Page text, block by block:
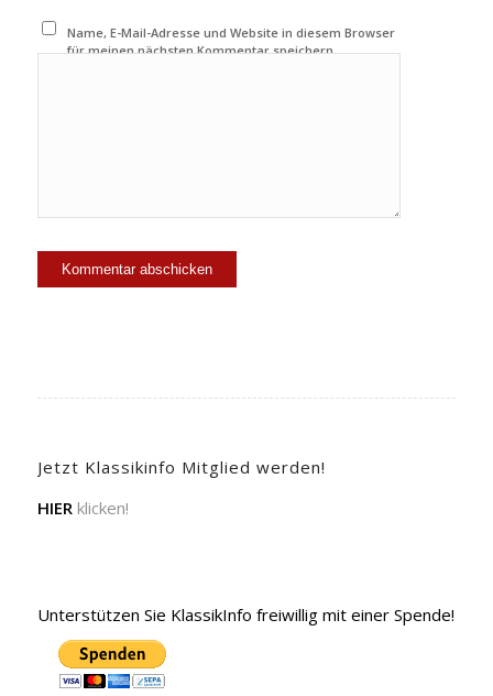
Name, E-Mail-Adresse und Website in diesem Browser
für meinen nächsten Kommentar speichern.
Jetzt Klassikinfo Mitglied werden!
HIER klicken!
Unterstützen Sie KlassikInfo freiwillig mit einer Spende!